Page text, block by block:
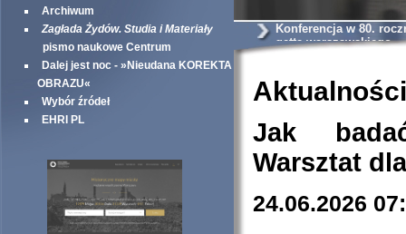
Archiwum
Zagłada Żydów. Studia i Materiały
pismo naukowe Centrum
Dalej jest noc - »Nieudana KOREKTA
OBRAZU«
Wybór źródeł
EHRI PL
Konferencja w 80.
getta warszawskiego
Aktualności
Jak
Warsztat
24.06.2026